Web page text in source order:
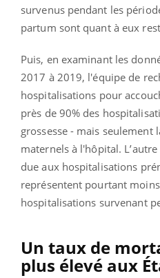
survenus pendant les
partum sont quant à eux
Puis, en examinant les
2017 à 2019, l'équipe de
hospitalisations pour
près de 90% des
grossesse - mais seulement
maternels à l'hôpital.
due aux hospitalisations
représentent pourtant
hospitalisations survenant
Un taux de
plus élevé aux